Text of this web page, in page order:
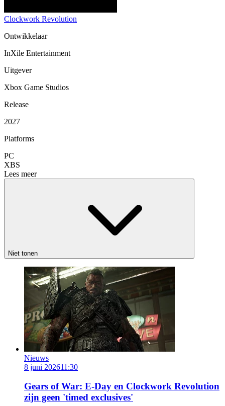
Clockwork Revolution
Ontwikkelaar
InXile Entertainment
Uitgever
Xbox Game Studios
Release
2027
Platforms
PC
XBS
Lees meer
Niet tonen
Nieuws
8 juni 202611:30
Gears of War: E-Day en Clockwork Revolution
zijn geen 'timed exclusives'